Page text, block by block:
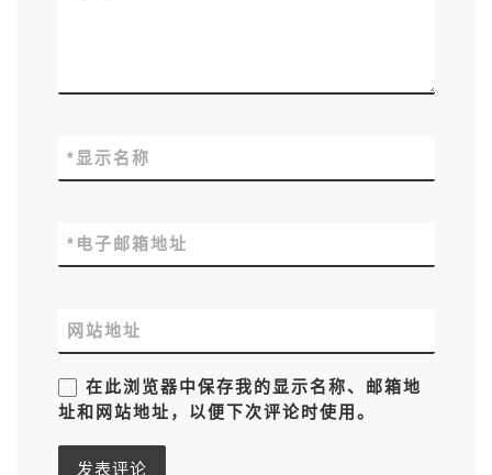
显示名称
*
电子邮箱地址
*
网站地址
在此浏览器中保存我的显示名称、邮箱地
址和网站地址，以便下次评论时使用。